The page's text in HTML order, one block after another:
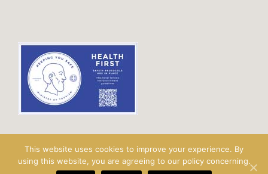
This website uses cookies to improve your experience. By
using this website, you are agreeing to our policy concerning.